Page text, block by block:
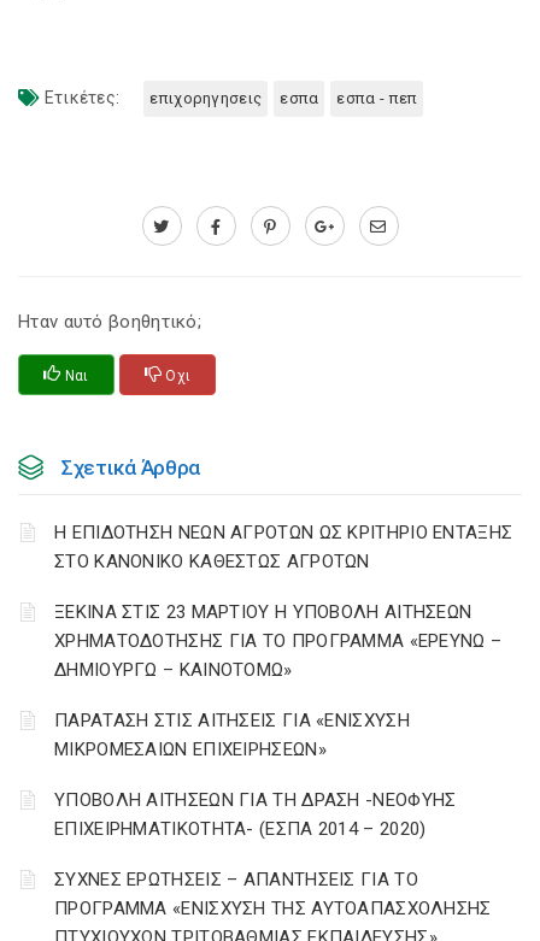
Ετικέτες: επιχορηγησεις εσπα εσπα - πεπ
Ηταν αυτό βοηθητικό;
Ναι Οχι
Σχετικά Άρθρα
Η ΕΠΙΔΟΤΗΣΗ ΝΕΩΝ ΑΓΡΟΤΩΝ ΩΣ ΚΡΙΤΗΡΙΟ ΕΝΤΑΞΗΣ
ΣΤΟ ΚΑΝΟΝΙΚΟ ΚΑΘΕΣΤΩΣ ΑΓΡΟΤΩΝ
ΞΕΚΙΝΑ ΣΤΙΣ 23 ΜΑΡΤΙΟΥ Η ΥΠΟΒΟΛΗ ΑΙΤΗΣΕΩΝ
ΧΡΗΜΑΤΟΔΟΤΗΣΗΣ ΓΙΑ ΤΟ ΠΡΟΓΡΑΜΜΑ «ΕΡΕΥΝΩ –
ΔΗΜΙΟΥΡΓΩ – ΚΑΙΝΟΤΟΜΩ»
ΠΑΡΑΤΑΣΗ ΣΤΙΣ ΑΙΤΗΣΕΙΣ ΓΙΑ «ΕΝΙΣΧΥΣΗ
ΜΙΚΡΟΜΕΣΑΙΩΝ ΕΠΙΧΕΙΡΗΣΕΩΝ»
ΥΠΟΒΟΛΗ ΑΙΤΗΣΕΩΝ ΓΙΑ ΤΗ ΔΡΑΣΗ -ΝΕΟΦΥΗΣ
ΕΠΙΧΕΙΡΗΜΑΤΙΚΟΤΗΤΑ- (ΕΣΠΑ 2014 – 2020)
ΣΥΧΝΕΣ ΕΡΩΤΗΣΕΙΣ – ΑΠΑΝΤΗΣΕΙΣ ΓΙΑ ΤΟ
ΠΡΟΓΡΑΜΜΑ «ΕΝΙΣΧΥΣΗ ΤΗΣ ΑΥΤΟΑΠΑΣΧΟΛΗΣΗΣ